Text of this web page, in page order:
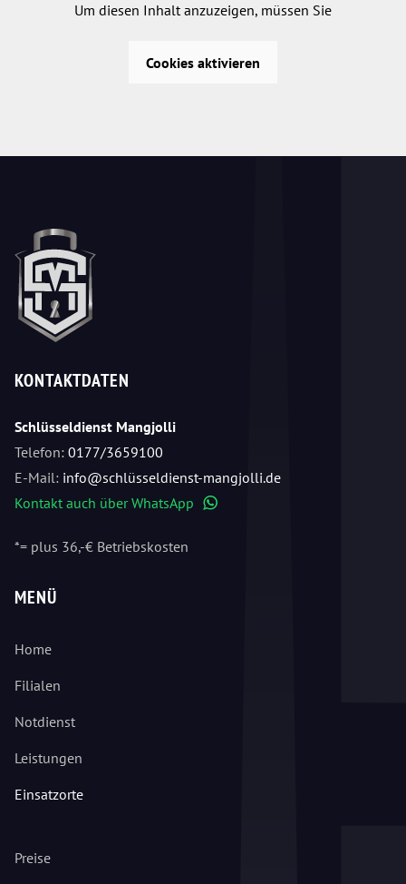
Um diesen Inhalt anzuzeigen, müssen Sie
Cookies aktivieren
KONTAKTDATEN
Schlüsseldienst Mangjolli
Telefon: 0177/3659100
E-Mail: info@schlüsseldienst-mangjolli.de
Kontakt auch über WhatsApp
*= plus 36,-€ Betriebskosten
MENÜ
Home
Filialen
Notdienst
Leistungen
Einsatzorte
Preise